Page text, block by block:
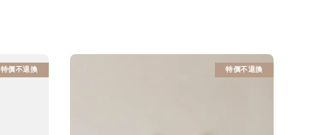
特價不退換 特價不退換